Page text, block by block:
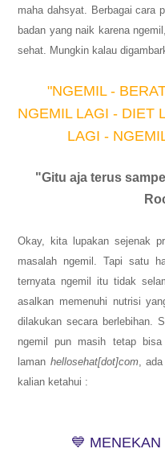
maha dahsyat. Berbagai cara
badan yang naik karena
sehat. Mungkin kalau
"NGEMIL -
NGEMIL LAGI - DIET
LAGI -
"Gitu aja terus
Okay, kita lupakan sejenak
masalah ngemil. Tapi satu
ternyata ngemil itu tidak
asalkan memenuhi nutrisi
dilakukan secara berlebihan.
ngemil pun masih tetap
laman hellosehat[dot]com, ada
kalian ketahui :
💙